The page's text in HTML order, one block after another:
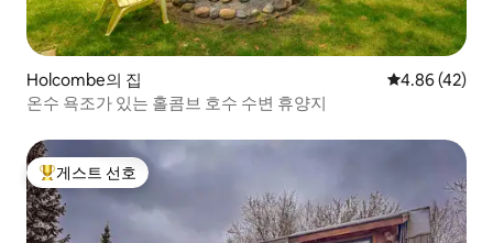
Holcombe의 집 평점 4.86점(5
4.86 (42)
온수 욕조가 있는 홀콤브 호수 수변 휴양지
상위 게스트 선호
게스트 선호